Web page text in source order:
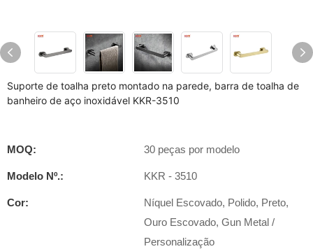
Suporte de toalha preto montado na parede, barra de toalha de
banheiro de aço inoxidável KKR-3510
MOQ: 30 peças por modelo
Modelo Nº.: KKR - 3510
Cor:
Níquel Escovado, Polido, Preto,
Ouro Escovado, Gun Metal /
Personalização